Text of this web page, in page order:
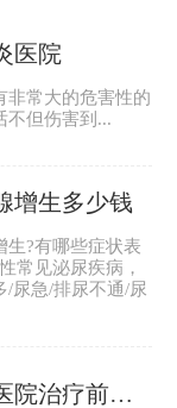
医院
非常大的危害性的
不但伤害到...
增生多少钱
生?有哪些症状表
常见泌尿疾病，
/尿急/排尿不通/尿
郑州哪家男科医院治疗前列腺肥大好